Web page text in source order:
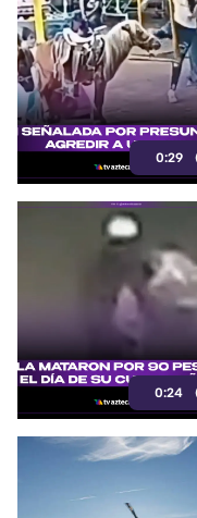
0:29
0:24